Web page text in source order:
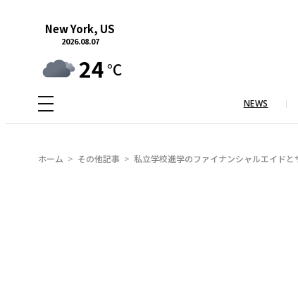
New York, US
2026.08.07
24°C
NEWS
ホーム その他記事 私立学校進学のファイナンシャルエイ